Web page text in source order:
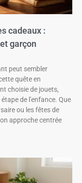
cadeaux :
garçon
peut sembler
quête en
choisie de jouets,
de l'enfance. Que
ou les fêtes de
approche centrée